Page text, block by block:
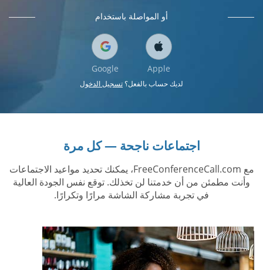
أو المواصلة باستخدام
Apple
Google
لديك حساب بالفعل؟ تسجيل الدخول
اجتماعات ناجحة — كل مرة
مع FreeConferenceCall.com، يمكنك تحديد مواعيد الاجتماعات
وأنت مطمئن من أن خدمتنا لن تخذلك. توقع نفس الجودة العالية
في تجربة مشاركة الشاشة مرارًا وتكرارًا.